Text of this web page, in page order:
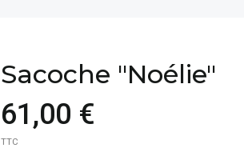
Sacoche "Noélie"
61,00 €
TTC